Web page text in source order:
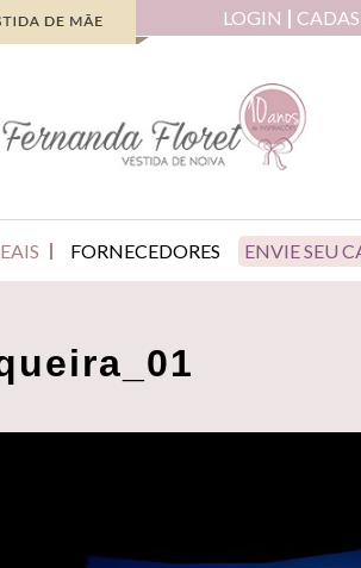
LOGIN
FORNECEDORES ENVIE SEU